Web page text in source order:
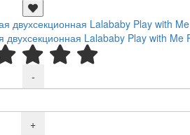
Lalababy Play with Me
-
+